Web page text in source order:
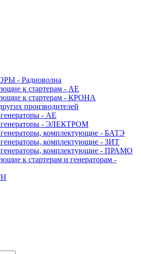
- Радиоволна
к стартерам - АЕ
к стартерам - КРОНА
производителей
- АЕ
генераторы - ЭЛЕКТРОМ
комплектующие - БАТЭ
комплектующие - ЗИТ
генераторы, комплектующие - ПРАМО
к стартерам и генераторам -